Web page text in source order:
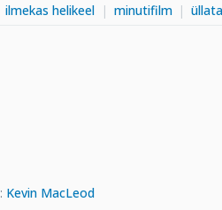
ilmekas helikeel
minutifilm
: Kevin MacLeod